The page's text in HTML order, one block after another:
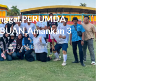
3
bydetakjambi